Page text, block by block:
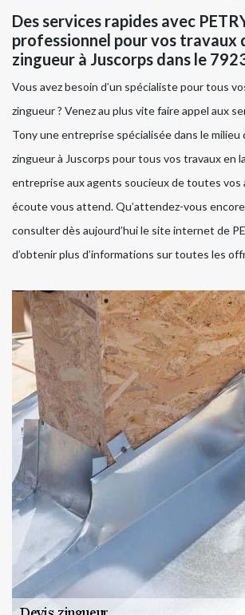
Des services rapides avec
professionnel pour vos travaux
zingueur à Juscorps dans le
Vous avez besoin d’un spécialiste pour tous
zingueur ? Venez au plus vite faire appel aux
Tony une entreprise spécialisée dans le milieu
zingueur à Juscorps pour tous vos travaux en
entreprise aux agents soucieux de toutes
écoute vous attend. Qu’attendez-vous
consulter dès aujourd’hui le site internet de
d’obtenir plus d’informations sur toutes les